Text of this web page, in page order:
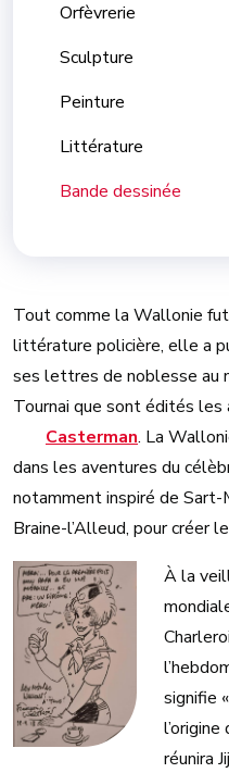
Orfèvrerie
Sculpture
Peinture
Littérature
Bande dessinée
Tout comme la Wallonie
littérature policière, elle a
ses lettres de noblesse au
Tournai que sont édités les
Casterman. La
dans les aventures du
notamment inspiré de Sart-
Braine-l’Alleud, pour créer
À la
signifie
réunira